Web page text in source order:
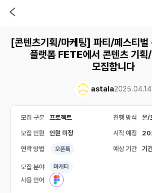
[콘텐츠기획/마케팅] 파티/페스티벌
플랫폼 FETE에서 콘텐츠 기획
모집합니다
astala2025.04.14
모집 구분 프로젝트 진행 방식 온/
모집 인원 인원 미정 시작 예정
연락 방법 오픈톡 예상 기간 기
모집 분야 마케터
사용 언어